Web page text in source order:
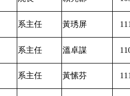
系主任 黃琇屏
系主任 溫卓謀
系主任 黃愫芬